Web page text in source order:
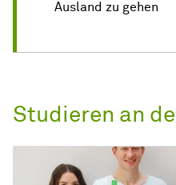
Ausland zu gehen
Studieren an